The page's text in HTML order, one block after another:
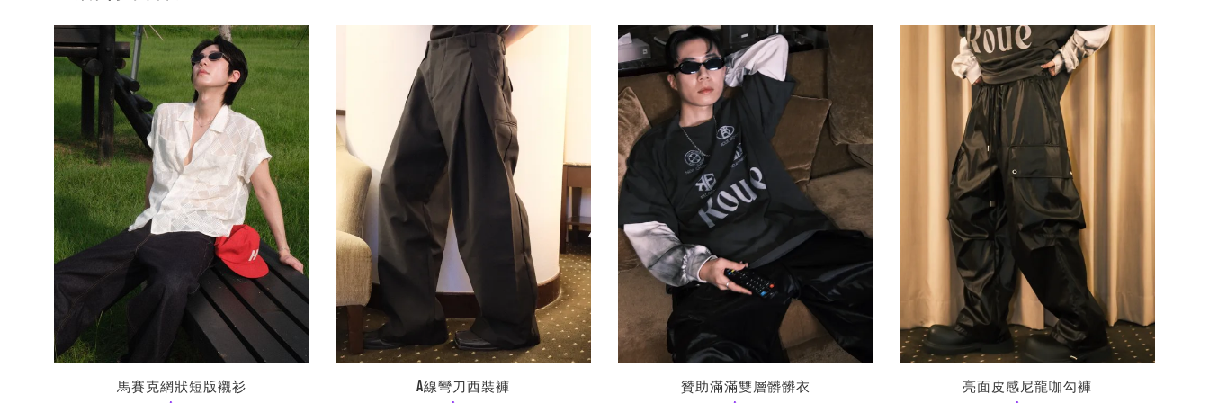
馬賽克網狀短版襯衫 A線彎刀西裝褲 贊助滿滿雙層髒髒衣 亮面皮感尼龍咖勾褲